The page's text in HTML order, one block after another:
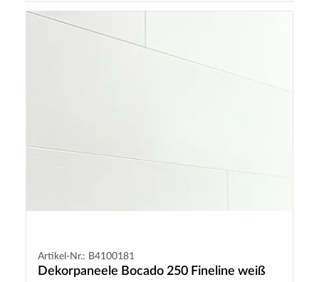
Artikel-Nr.: B4100181
Dekorpaneele Bocado 250 Fineline weiß